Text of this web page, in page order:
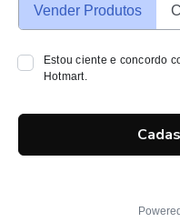
Vender Produtos
Estou ciente e concordo
Hotmart.